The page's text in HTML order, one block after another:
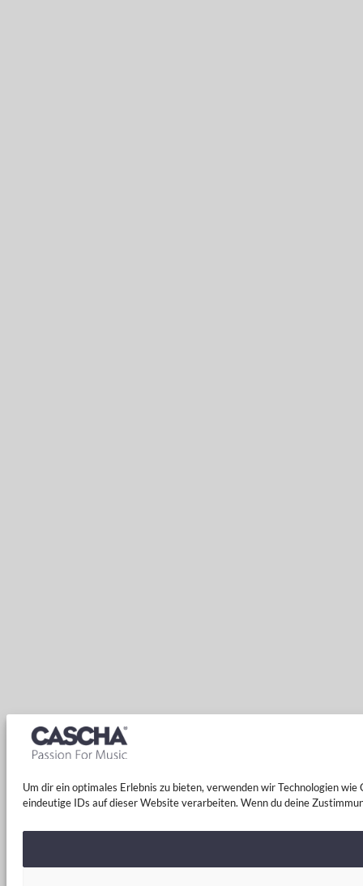
Um dir ein optimales Erlebnis zu bieten, verwenden wir Technologien
eindeutige IDs auf dieser Website verarbeiten. Wenn du deine